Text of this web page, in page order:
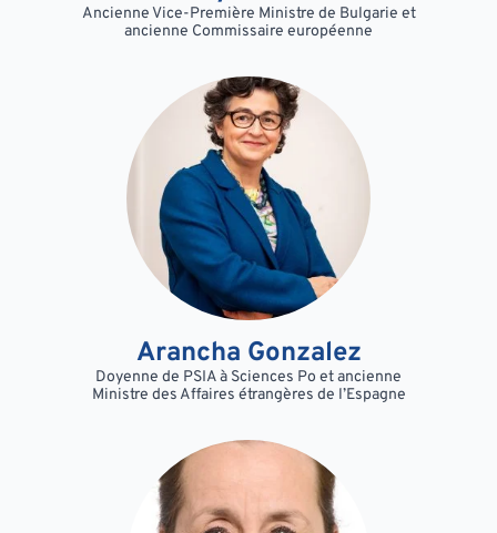
Ancienne Vice-Première Ministre de Bulgarie et
ancienne Commissaire européenne
Arancha Gonzalez
Doyenne de PSIA à Sciences Po et ancienne
Ministre des Affaires étrangères de l’Espagne